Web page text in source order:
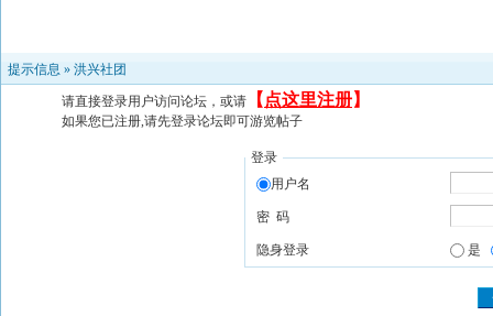
提示信息 » 洪兴社团
请直接登录用户访问论坛，或请 【 点这里注册】
如果您已注册,请先登录论坛即可游览帖子
登录
用户名
密 码
隐身登录 是